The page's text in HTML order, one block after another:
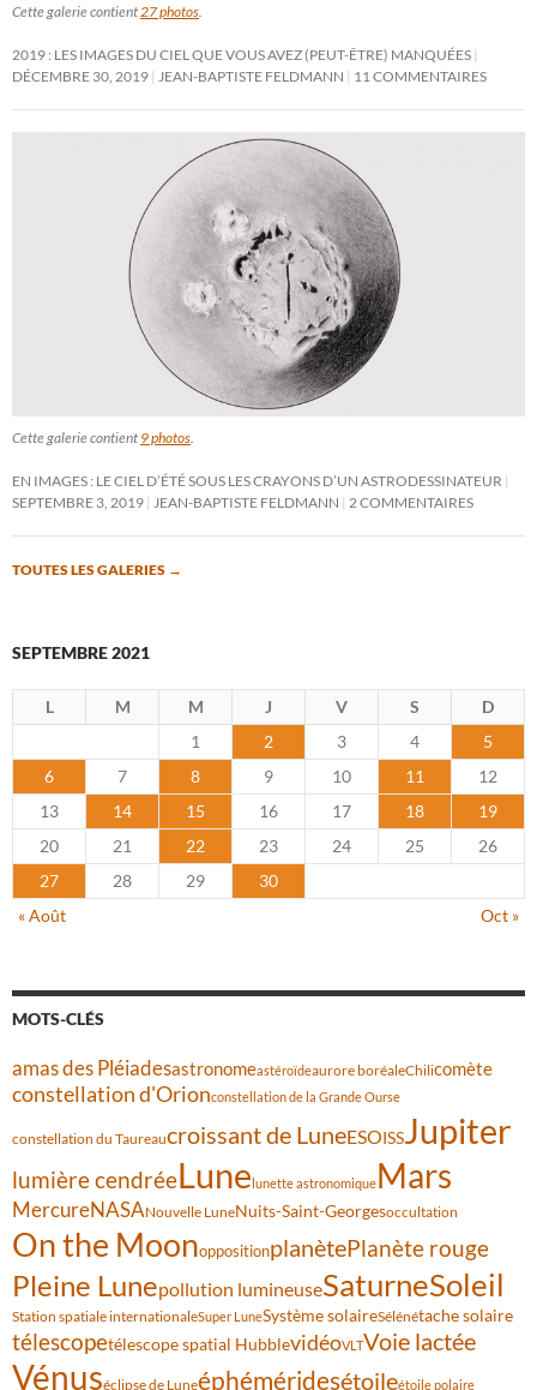
Cette galerie contient 27 photos
2019 : LES IMAGES DU CIEL QUE VOUS AVEZ (PEUT-ÊTRE) MANQUÉES
DÉCEMBRE 30, 2019
JEAN-BAPTISTE FELDMANN 11 COMMENTAIRES
Cette galerie contient 9 photos
EN IMAGES : LE CIEL D’ÉTÉ SOUS LES CRAYONS D’UN ASTRODESSINATEUR
SEPTEMBRE 3, 2019
JEAN-BAPTISTE FELDMANN 2 COMMENTAIRES
TOUTES LES GALERIES →
SEPTEMBRE 2021
L M M J V S
D
1
2 3 4
5
6
7 8 9 10 11
12
13
14 15 16 17 18
19
20
21 22 23 24 25
26
27
28 29
30
« Août
Oct »
MOTS-CLÉS
amas des Pléiadesastronomeastéroïdeaurore boréaleChilicomète
constellation d'Orionconstellation de la Grande Ourse
constellation du Taureaucroissant de LuneESOISSJupiter
lumière cendréeLunelunette astronomiqueMars
MercureNASANouvelle LuneNuits-Saint-Georgesoccultation
On the MoonoppositionplanètePlanète rouge
Pleine Lunepollution lumineuseSaturneSoleil
Station spatiale internationaleSuper LuneSystème solaireSélénétache solaire
télescopetélescope spatial HubblevidéoVLTVoie lactée
Vénuséclipse de Luneéphéméridesétoileétoile polaire